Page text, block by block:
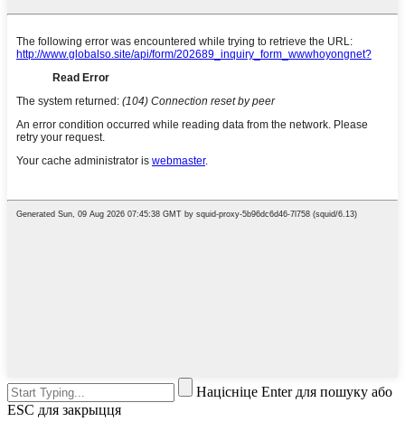
Націсніце Enter для пошуку або
ESC для закрыцця